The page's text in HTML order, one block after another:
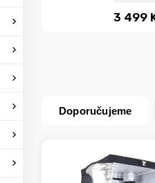
3 499
Doporučujeme